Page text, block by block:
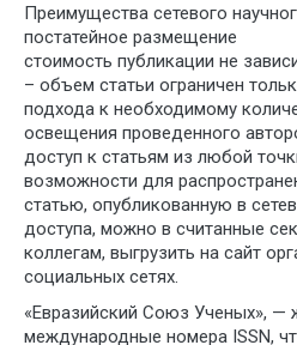
Преимущества сетевого
постатейное размещение
стоимость публикации не
– объем статьи ограничен
подхода к необходимому
освещения проведенного
доступ к статьям из любой
возможности для
статью, опубликованную в
доступа, можно в считанные
коллегам, выгрузить на сайт
социальных сетях.
«Евразийский Союз Ученых», —
международные номера ISSN,